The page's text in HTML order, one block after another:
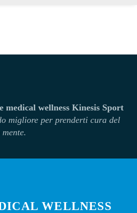
medical wellness Kinesis Sport
migliore per prenderti cura del
WELLNESS